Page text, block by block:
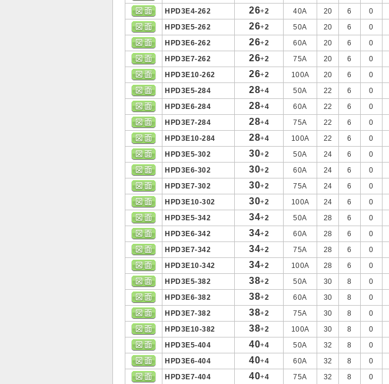
HPD3E4-262
26+2 40A 20 6 0
HPD3E5-262
26+2 50A 20 6 0
HPD3E6-262
26+2 60A 20 6 0
HPD3E7-262
26+2 75A 20 6 0
HPD3E10-262
26+2 100A 20 6 0
HPD3E5-284
28+4 50A 22 6 0
HPD3E6-284
28+4 60A 22 6 0
HPD3E7-284
28+4 75A 22 6 0
HPD3E10-284
28+4 100A 22 6 0
HPD3E5-302
30+2 50A 24 6 0
HPD3E6-302
30+2 60A 24 6 0
HPD3E7-302
30+2 75A 24 6 0
HPD3E10-302
30+2 100A 24 6 0
HPD3E5-342
34+2 50A 28 6 0
HPD3E6-342
34+2 60A 28 6 0
HPD3E7-342
34+2 75A 28 6 0
HPD3E10-342
34+2 100A 28 6 0
HPD3E5-382
38+2 50A 30 8 0
HPD3E6-382
38+2 60A 30 8 0
HPD3E7-382
38+2 75A 30 8 0
HPD3E10-382
38+2 100A 30 8 0
HPD3E5-404
40+4 50A 32 8 0
HPD3E6-404
40+4 60A 32 8 0
HPD3E7-404
40+4 75A 32 8 0